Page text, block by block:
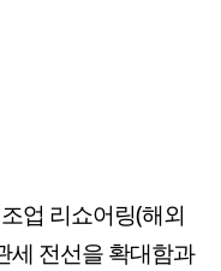
업 리쇼어링(해외
세 전선을 확대함과